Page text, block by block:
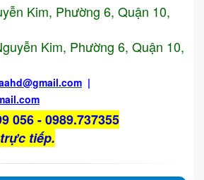
Kim, Phường 6, Quận 10,
Kim, Phường 6, Quận 10,
@gmail.com |
056 - 0989.737355
tiếp.